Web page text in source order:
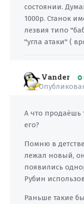
состоянии.
1000р. Станок
лезвия типо
"угла атаки" (
Vander
А что продаёшь
его?
Помню в
лежал новый,
появились
Рубин
Раньше такие